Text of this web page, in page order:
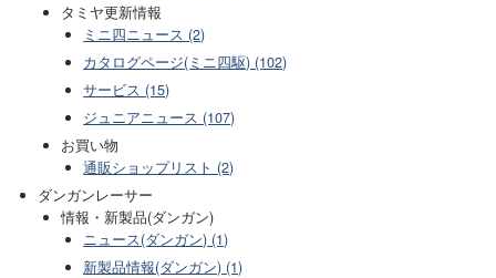
タミヤ更新情報
ミニ四ニュース (2)
カタログページ(ミニ四駆) (102)
サービス (15)
ジュニアニュース (107)
お買い物
通販ショップリスト (2)
ダンガンレーサー
情報・新製品(ダンガン)
ニュース(ダンガン) (1)
新製品情報(ダンガン) (1)